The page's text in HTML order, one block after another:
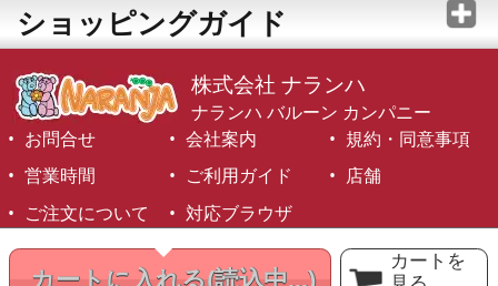
カートに入れる(読込中...)
カートを
ショッピングガイド
株式会社 ナランハ
ナランハ バルーン カンパニー
お問合せ
会社案内
規約・同意事項
営業時間
ご利用ガイド
店舗
ご注文について
対応ブラウザ
©1999-2026 NARANJA Inc. All Rights Reserved.